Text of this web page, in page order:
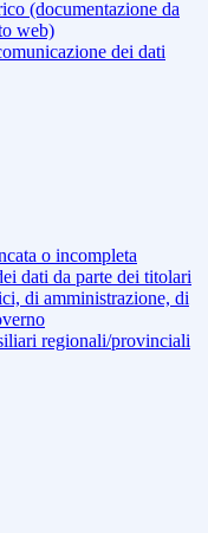
(documentazione da
web)
dei dati
o incompleta
dati da parte dei titolari
di amministrazione, di
regionali/provinciali